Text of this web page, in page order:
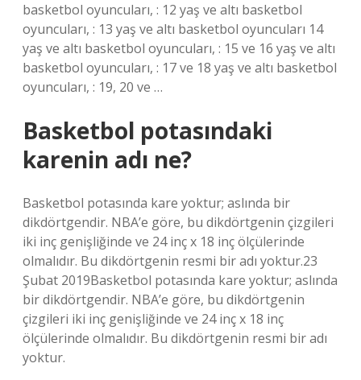
basketbol oyuncuları, : 12 yaş ve altı basketbol
oyuncuları, : 13 yaş ve altı basketbol oyuncuları 14
yaş ve altı basketbol oyuncuları, : 15 ve 16 yaş ve altı
basketbol oyuncuları, : 17 ve 18 yaş ve altı basketbol
oyuncuları, : 19, 20 ve …
Basketbol potasındaki
karenin adı ne?
Basketbol potasında kare yoktur; aslında bir
dikdörtgendir. NBA’e göre, bu dikdörtgenin çizgileri
iki inç genişliğinde ve 24 inç x 18 inç ölçülerinde
olmalıdır. Bu dikdörtgenin resmi bir adı yoktur.23
Şubat 2019Basketbol potasında kare yoktur; aslında
bir dikdörtgendir. NBA’e göre, bu dikdörtgenin
çizgileri iki inç genişliğinde ve 24 inç x 18 inç
ölçülerinde olmalıdır. Bu dikdörtgenin resmi bir adı
yoktur.